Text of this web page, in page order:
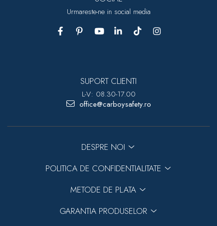
Urmareste-ne in social media
SUPORT CLIENTI
L-V: 08.30-17.00
office@carboysafety.ro
DESPRE NOI
POLITICA DE CONFIDENTIALITATE
METODE DE PLATA
GARANTIA PRODUSELOR